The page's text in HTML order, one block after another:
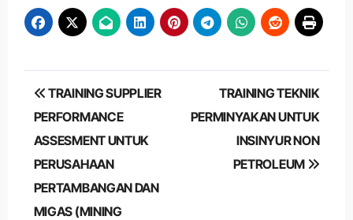
Post
navigation
TRAINING SUPPLIER
PERFORMANCE
ASSESMENT UNTUK
PERUSAHAAN
PERTAMBANGAN DAN
MIGAS (MINING
TRAINING TEKNIK
PERMINYAKAN UNTUK
INSINYUR NON
PETROLEUM